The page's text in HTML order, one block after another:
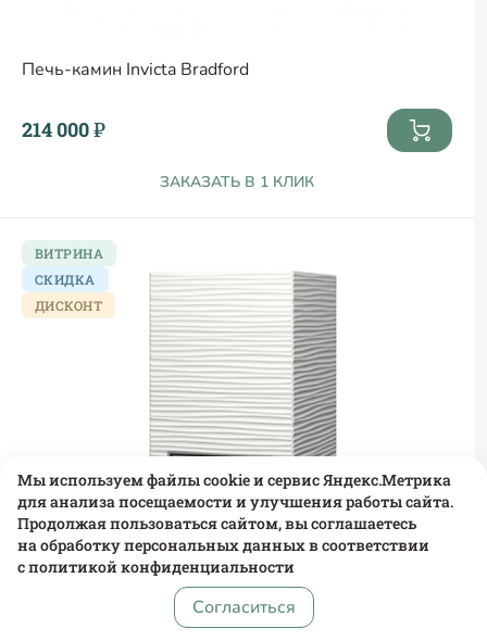
Печь-камин Invicta Bradford
214 000 ₽
ЗАКАЗАТЬ В 1 КЛИК
ВИТРИНА
СКИДКА
ДИСКОНТ
Мы используем файлы cookie и сервис Яндекс.Метрика
для анализа посещаемости и улучшения работы сайта.
Продолжая пользоваться сайтом, вы соглашаетесь
на обработку персональных данных в соответствии
сполитикой конфиденциальности
Согласиться